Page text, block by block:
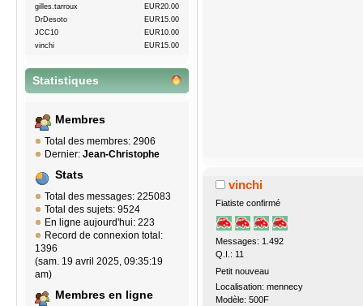
gilles.tarroux
EUR20.00
DrDesoto
EUR15.00
JCC10
EUR10.00
vinchi
EUR15.00
Statistiques
Membres
Total des membres: 2906
Dernier: Jean-Christophe
Stats
Total des messages: 225083
Total des sujets: 9524
En ligne aujourd'hui: 223
Record de connexion total:
1396
(sam. 19 avril 2025, 09:35:19
am)
Membres en ligne
vinchi
Fiatiste confirmé
Messages: 1.492
Q.I.: 11
Petit nouveau
Localisation: mennecy
Modèle: 500F